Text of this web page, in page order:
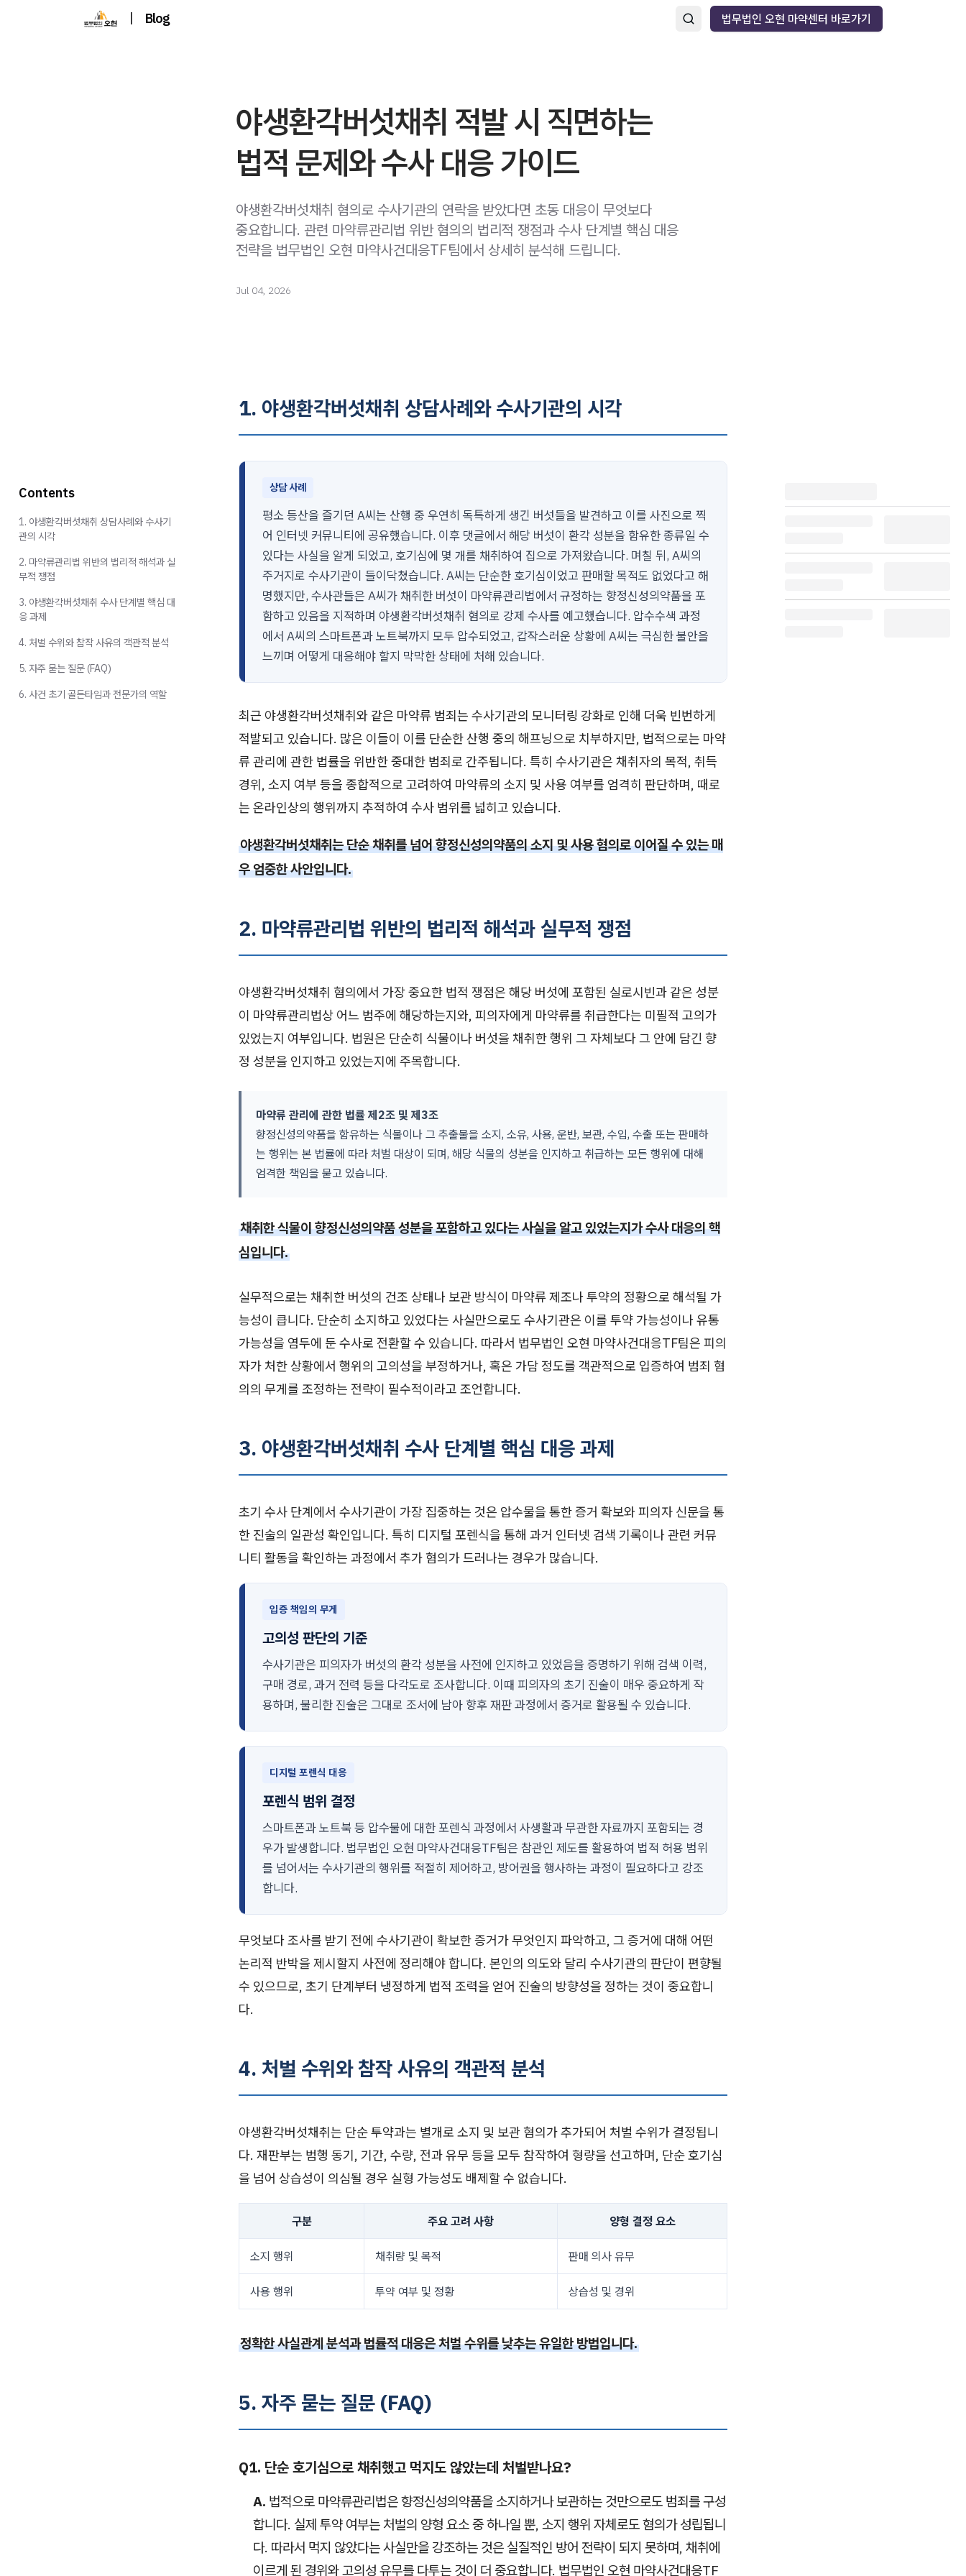
| Blog 법무법인 오현 마약센터 바로가기
야생환각버섯채취 적발 시 직면하는
법적 문제와 수사 대응 가이드
야생환각버섯채취 혐의로 수사기관의 연락을 받았다면 초동 대응이 무엇보다
중요합니다. 관련 마약류관리법 위반 혐의의 법리적 쟁점과 수사 단계별 핵심 대응
전략을 법무법인 오현 마약사건대응TF팀에서 상세히 분석해 드립니다.
Jul 04, 2026
1. 야생환각버섯채취 상담사례와 수사기관의 시각
상담 사례
평소 등산을 즐기던 A씨는 산행 중 우연히 독특하게 생긴 버섯들을 발견하고 이를 사진으로 찍
어 인터넷 커뮤니티에 공유했습니다. 이후 댓글에서 해당 버섯이 환각 성분을 함유한 종류일 수
있다는 사실을 알게 되었고, 호기심에 몇 개를 채취하여 집으로 가져왔습니다. 며칠 뒤, A씨의
주거지로 수사기관이 들이닥쳤습니다. A씨는 단순한 호기심이었고 판매할 목적도 없었다고 해
명했지만, 수사관들은 A씨가 채취한 버섯이 마약류관리법에서 규정하는 향정신성의약품을 포
함하고 있음을 지적하며 야생환각버섯채취 혐의로 강제 수사를 예고했습니다. 압수수색 과정
에서 A씨의 스마트폰과 노트북까지 모두 압수되었고, 갑작스러운 상황에 A씨는 극심한 불안을
느끼며 어떻게 대응해야 할지 막막한 상태에 처해 있습니다.
최근 야생환각버섯채취와 같은 마약류 범죄는 수사기관의 모니터링 강화로 인해 더욱 빈번하게
적발되고 있습니다. 많은 이들이 이를 단순한 산행 중의 해프닝으로 치부하지만, 법적으로는 마약
류 관리에 관한 법률을 위반한 중대한 범죄로 간주됩니다. 특히 수사기관은 채취자의 목적, 취득
경위, 소지 여부 등을 종합적으로 고려하여 마약류의 소지 및 사용 여부를 엄격히 판단하며, 때로
는 온라인상의 행위까지 추적하여 수사 범위를 넓히고 있습니다.
야생환각버섯채취는 단순 채취를 넘어 향정신성의약품의 소지 및 사용 혐의로 이어질 수 있는 매
우 엄중한 사안입니다.
2. 마약류관리법 위반의 법리적 해석과 실무적 쟁점
야생환각버섯채취 혐의에서 가장 중요한 법적 쟁점은 해당 버섯에 포함된 실로시빈과 같은 성분
이 마약류관리법상 어느 범주에 해당하는지와, 피의자에게 마약류를 취급한다는 미필적 고의가
있었는지 여부입니다. 법원은 단순히 식물이나 버섯을 채취한 행위 그 자체보다 그 안에 담긴 향
정 성분을 인지하고 있었는지에 주목합니다.
마약류 관리에 관한 법률 제2조 및 제3조
향정신성의약품을 함유하는 식물이나 그 추출물을 소지, 소유, 사용, 운반, 보관, 수입, 수출 또는 판매하
는 행위는 본 법률에 따라 처벌 대상이 되며, 해당 식물의 성분을 인지하고 취급하는 모든 행위에 대해
엄격한 책임을 묻고 있습니다.
채취한 식물이 향정신성의약품 성분을 포함하고 있다는 사실을 알고 있었는지가 수사 대응의 핵
심입니다.
실무적으로는 채취한 버섯의 건조 상태나 보관 방식이 마약류 제조나 투약의 정황으로 해석될 가
능성이 큽니다. 단순히 소지하고 있었다는 사실만으로도 수사기관은 이를 투약 가능성이나 유통
가능성을 염두에 둔 수사로 전환할 수 있습니다. 따라서 법무법인 오현 마약사건대응TF팀은 피의
자가 처한 상황에서 행위의 고의성을 부정하거나, 혹은 가담 정도를 객관적으로 입증하여 범죄 혐
의의 무게를 조정하는 전략이 필수적이라고 조언합니다.
3. 야생환각버섯채취 수사 단계별 핵심 대응 과제
초기 수사 단계에서 수사기관이 가장 집중하는 것은 압수물을 통한 증거 확보와 피의자 신문을 통
한 진술의 일관성 확인입니다. 특히 디지털 포렌식을 통해 과거 인터넷 검색 기록이나 관련 커뮤
니티 활동을 확인하는 과정에서 추가 혐의가 드러나는 경우가 많습니다.
입증 책임의 무게
고의성 판단의 기준
수사기관은 피의자가 버섯의 환각 성분을 사전에 인지하고 있었음을 증명하기 위해 검색 이력,
구매 경로, 과거 전력 등을 다각도로 조사합니다. 이때 피의자의 초기 진술이 매우 중요하게 작
용하며, 불리한 진술은 그대로 조서에 남아 향후 재판 과정에서 증거로 활용될 수 있습니다.
디지털 포렌식 대응
포렌식 범위 결정
스마트폰과 노트북 등 압수물에 대한 포렌식 과정에서 사생활과 무관한 자료까지 포함되는 경
우가 발생합니다. 법무법인 오현 마약사건대응TF팀은 참관인 제도를 활용하여 법적 허용 범위
를 넘어서는 수사기관의 행위를 적절히 제어하고, 방어권을 행사하는 과정이 필요하다고 강조
합니다.
무엇보다 조사를 받기 전에 수사기관이 확보한 증거가 무엇인지 파악하고, 그 증거에 대해 어떤
논리적 반박을 제시할지 사전에 정리해야 합니다. 본인의 의도와 달리 수사기관의 판단이 편향될
수 있으므로, 초기 단계부터 냉정하게 법적 조력을 얻어 진술의 방향성을 정하는 것이 중요합니
다.
4. 처벌 수위와 참작 사유의 객관적 분석
야생환각버섯채취는 단순 투약과는 별개로 소지 및 보관 혐의가 추가되어 처벌 수위가 결정됩니
다. 재판부는 범행 동기, 기간, 수량, 전과 유무 등을 모두 참작하여 형량을 선고하며, 단순 호기심
을 넘어 상습성이 의심될 경우 실형 가능성도 배제할 수 없습니다.
구분 주요 고려 사항 양형 결정 요소
소지 행위 채취량 및 목적 판매 의사 유무
사용 행위 투약 여부 및 정황 상습성 및 경위
정확한 사실관계 분석과 법률적 대응은 처벌 수위를 낮추는 유일한 방법입니다.
5. 자주 묻는 질문 (FAQ)
Q1. 단순 호기심으로 채취했고 먹지도 않았는데 처벌받나요?
A. 법적으로 마약류관리법은 향정신성의약품을 소지하거나 보관하는 것만으로도 범죄를 구성
합니다. 실제 투약 여부는 처벌의 양형 요소 중 하나일 뿐, 소지 행위 자체로도 혐의가 성립됩니
다. 따라서 먹지 않았다는 사실만을 강조하는 것은 실질적인 방어 전략이 되지 못하며, 채취에
이르게 된 경위와 고의성 유무를 다투는 것이 더 중요합니다. 법무법인 오현 마약사건대응TF
Contents
1. 야생환각버섯채취 상담사례와 수사기
관의 시각
2. 마약류관리법 위반의 법리적 해석과 실
무적 쟁점
3. 야생환각버섯채취 수사 단계별 핵심 대
응 과제
4. 처벌 수위와 참작 사유의 객관적 분석
5. 자주 묻는 질문 (FAQ)
6. 사건 초기 골든타임과 전문가의 역할